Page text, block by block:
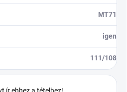
MT71
igen
111/108